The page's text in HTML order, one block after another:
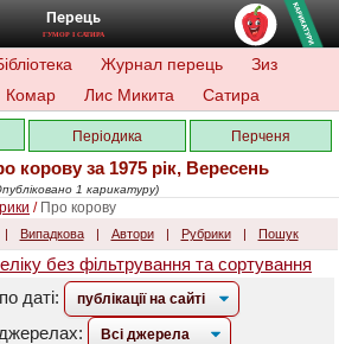
Перець
ГУМОР І САТИРА
Журнал перець
Зиз
Комар Лис Микита Сатира
Періодика Перченя
корову за 1975 рік, Вересень
1 карикатуру)
/ Про корову
| Випадкова | Автори | Рубрики | Пошук
без фільтрування та сортування
даті: